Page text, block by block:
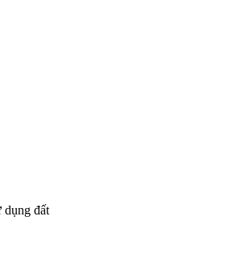
dụng đất